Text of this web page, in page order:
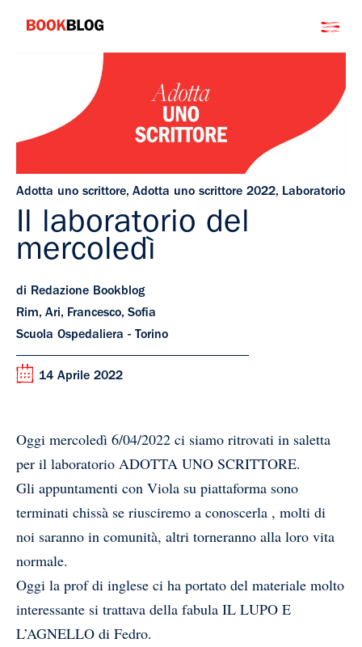
Bookblog
Adotta uno scrittore, Adotta uno scrittore 2022, Laboratorio
Il laboratorio del
mercoledì
di Redazione Bookblog
Rim, Ari, Francesco, Sofia
Scuola Ospedaliera - Torino
14 Aprile 2022
Oggi mercoledì 6/04/2022 ci siamo ritrovati in saletta
per il laboratorio ADOTTA UNO SCRITTORE.
Gli appuntamenti con Viola su piattaforma sono
terminati chissà se riusciremo a conoscerla , molti di
noi saranno in comunità, altri torneranno alla loro vita
normale.
Oggi la prof di inglese ci ha portato del materiale molto
interessante si trattava della fabula IL LUPO E
L’AGNELLO di Fedro.